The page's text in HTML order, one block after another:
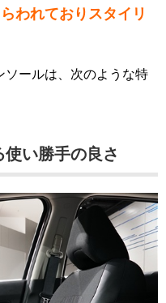
われておりスタイリ
ソールは、次のような特
い勝手の良さ